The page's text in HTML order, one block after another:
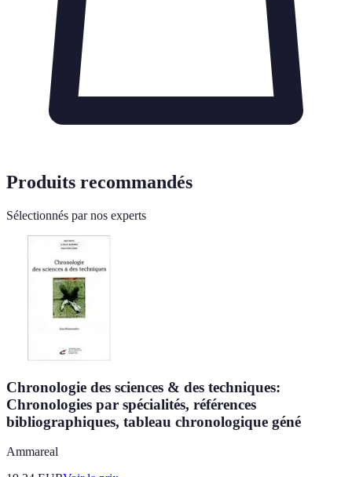
Produits recommandés
Sélectionnés par nos experts
Chronologie des sciences & des techniques:
Chronologies par spécialités, références
bibliographiques, tableau chronologique géné
Ammareal